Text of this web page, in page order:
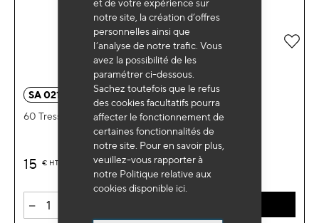
et de votre expérience sur
notre site, la création d’offres
personnelles ainsi que
l’analyse de notre trafic. Vous
avez la possibilité de les
paramétrer ci-dessous.
Sachez toutefois que le refus
des cookies facultatifs pourra
affecter le fonctionnement de
certaines fonctionnalités de
notre site. Pour en savoir plus,
veuillez-vous rapporter à
notre Politique relative aux
cookies disponible ici
SA 0210
60 Tresses de réparation 100mm pneu VL
15 € HT
-